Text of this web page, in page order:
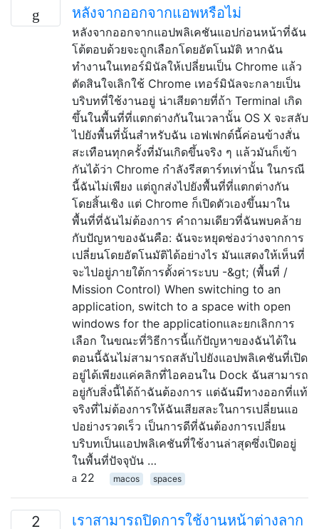
หลังจากออกจากแอพหรือไม่
หลังจากออกจากแอปพลิเคชันแอปก่อนหน้าที่ฉัน
โต้ตอบด้วยจะถูกเลือกโดยอัตโนมัติ หากฉัน
ทำงานในเทอร์มินัลให้เปลี่ยนเป็น Chrome แล้ว
ตัดสินใจเลิกใช้ Chrome เทอร์มินัลจะกลายเป็น
บริบทที่ใช้งานอยู่ น่าเสียดายที่ถ้า Terminal เกิด
ขึ้นในพื้นที่ที่แตกต่างกันในเวลานั้น OS X จะสลับ
ไปยังพื้นที่นั้นสำหรับฉัน เอฟเฟกต์นี้ค่อนข้างสั่น
สะเทือนทุกครั้งที่มันเกิดขึ้นจริง ๆ แล้วมันก็เข้า
กันได้ว่า Chrome กำลังรีสตาร์ทเท่านั้น ในกรณี
นี้ฉันไม่เพียง แต่ถูกส่งไปยังพื้นที่ที่แตกต่างกัน
โดยสิ้นเชิง แต่ Chrome ก็เปิดตัวเองขึ้นมาใน
พื้นที่ที่ฉันไม่ต้องการ คำถามเดียวที่ฉันพบคล้าย
กับปัญหาของฉันคือ: ฉันจะหยุดช่องว่างจากการ
เปลี่ยนโดยอัตโนมัติได้อย่างไร มันแสดงให้เห็นที่
จะไปอยู่ภายใต้การตั้งค่าระบบ -&gt; (พื้นที่ /
Mission Control) When switching to an
application, switch to a space with open
windows for the applicationและยกเลิกการ
เลือก ในขณะที่วิธีการนี้แก้ปัญหาของฉันได้ใน
ตอนนี้ฉันไม่สามารถสลับไปยังแอปพลิเคชันที่เปิด
อยู่ได้เพียงแค่คลิกที่ไอคอนใน Dock ฉันสามารถ
อยู่กับสิ่งนี้ได้ถ้าฉันต้องการ แต่ฉันมีทางออกที่แท้
จริงที่ไม่ต้องการให้ฉันเสียสละในการเปลี่ยนแอ
ปอย่างรวดเร็ว เป็นการดีที่ฉันต้องการเปลี่ยน
บริบทเป็นแอปพลิเคชันที่ใช้งานล่าสุดซึ่งเปิดอยู่
ในพื้นที่ปัจจุบัน …
22
macos spaces
2
เราสามารถปิดการใช้งานหน้าต่างลาก